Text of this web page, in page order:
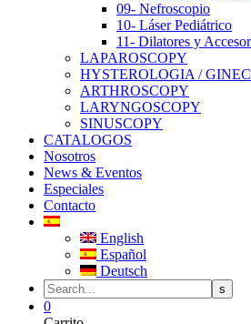
09- Nefroscopio
10- Láser Pediátrico
11- Dilatores y
LAPAROSCOPY
HYSTEROLOGIA /
ARTHROSCOPY
LARYNGOSCOPY
SINUSCOPY
CATALOGOS
Nosotros
News & Eventos
Especiales
Contacto
English
Español
Deutsch
0